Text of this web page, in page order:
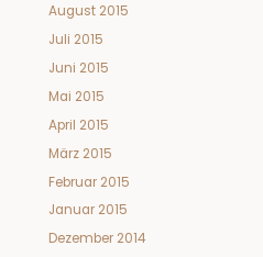
August 2015
Juli 2015
Juni 2015
Mai 2015
April 2015
März 2015
Februar 2015
Januar 2015
Dezember 2014